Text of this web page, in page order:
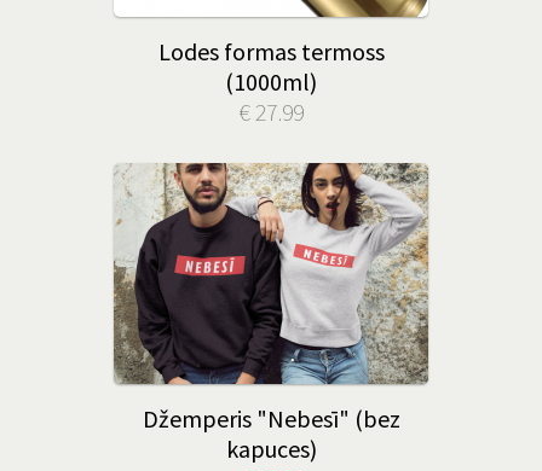
Lodes formas termoss
(1000ml)
€ 27.99
Džemperis "Nebesī" (bez
kapuces)